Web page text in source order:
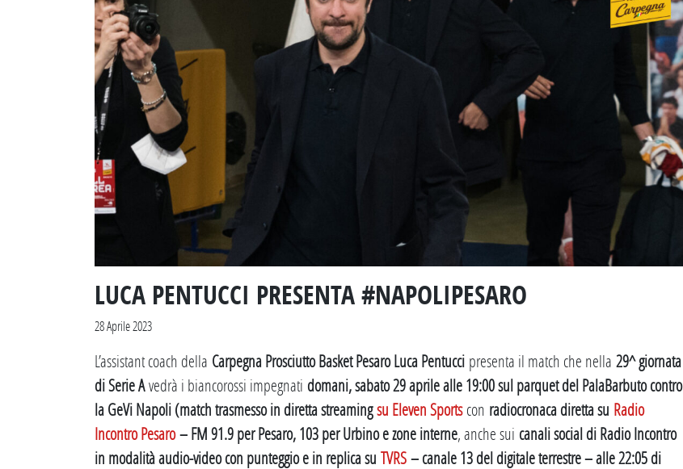
LUCA PENTUCCI PRESENTA #NAPOLIPESARO
28 Aprile 2023
L’assistant coach della Carpegna Prosciutto Basket Pesaro Luca Pentucci presenta il match che nella 29^ giornata
di Serie Avedrà i biancorossi impegnati domani, sabato 29 aprile alle 19:00 sul parquet del PalaBarbuto contro
la GeVi Napoli (match trasmesso in diretta streamingsu Eleven Sportscon radiocronaca diretta su Radio
Incontro Pesaro– FM 91.9 per Pesaro, 103 per Urbino e zone interne, anche sui canali social di Radio Incontro
in modalità audio-video con punteggio e in replica su TVRS– canale 13 del digitale terrestre – alle 22:05 di